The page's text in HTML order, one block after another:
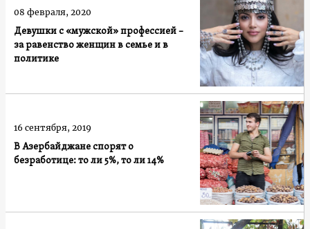
Девушки с «мужской» профессией –
за равенство женщин в семье и в
политике
08 февраля, 2020
В Азербайджане спорят о
безработице: то ли 5%, то ли 14%
16 сентября, 2019